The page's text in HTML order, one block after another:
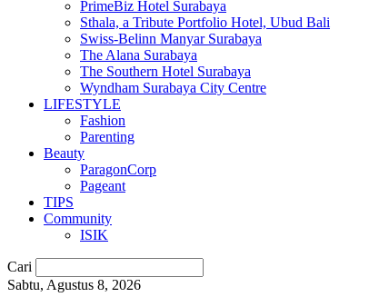
PrimeBiz Hotel Surabaya
Sthala, a Tribute Portfolio Hotel, Ubud Bali
Swiss-Belinn Manyar Surabaya
The Alana Surabaya
The Southern Hotel Surabaya
Wyndham Surabaya City Centre
LIFESTYLE
Fashion
Parenting
Beauty
ParagonCorp
Pageant
TIPS
Community
ISIK
Cari
Sabtu, Agustus 8, 2026